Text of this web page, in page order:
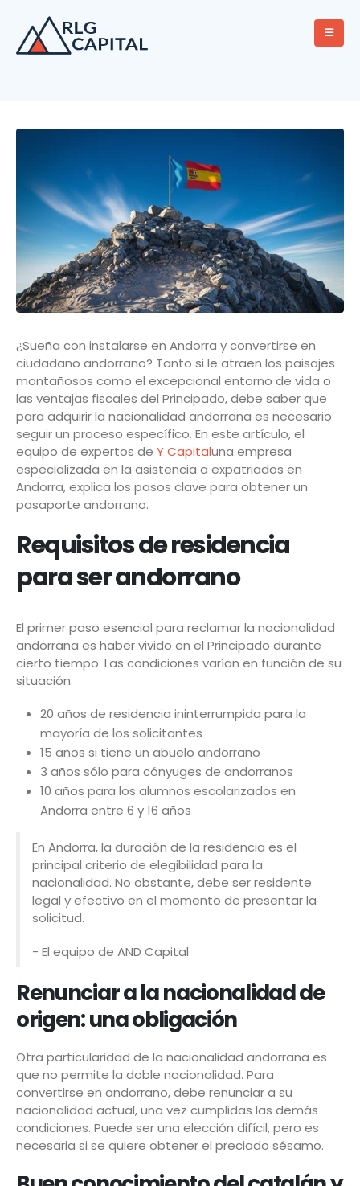
¿Sueña con instalarse en Andorra y convertirse en
ciudadano andorrano? Tanto si le atraen los paisajes
montañosos como el excepcional entorno de vida o
las ventajas fiscales del Principado, debe saber que
para adquirir la nacionalidad andorrana es necesario
seguir un proceso específico. En este artículo, el
equipo de expertos de Y Capitaluna empresa
especializada en la asistencia a expatriados en
Andorra, explica los pasos clave para obtener un
pasaporte andorrano.
Requisitos de residencia
para ser andorrano
El primer paso esencial para reclamar la nacionalidad
andorrana es haber vivido en el Principado durante
cierto tiempo. Las condiciones varían en función de su
situación:
20 años de residencia ininterrumpida para la
mayoría de los solicitantes
15 años si tiene un abuelo andorrano
3 años sólo para cónyuges de andorranos
10 años para los alumnos escolarizados en
Andorra entre 6 y 16 años
En Andorra, la duración de la residencia es el
principal criterio de elegibilidad para la
nacionalidad. No obstante, debe ser residente
legal y efectivo en el momento de presentar la
solicitud.
- El equipo de AND Capital
Renunciar a la nacionalidad de
origen: una obligación
Otra particularidad de la nacionalidad andorrana es
que no permite la doble nacionalidad. Para
convertirse en andorrano, debe renunciar a su
nacionalidad actual, una vez cumplidas las demás
condiciones. Puede ser una elección difícil, pero es
necesaria si se quiere obtener el preciado sésamo.